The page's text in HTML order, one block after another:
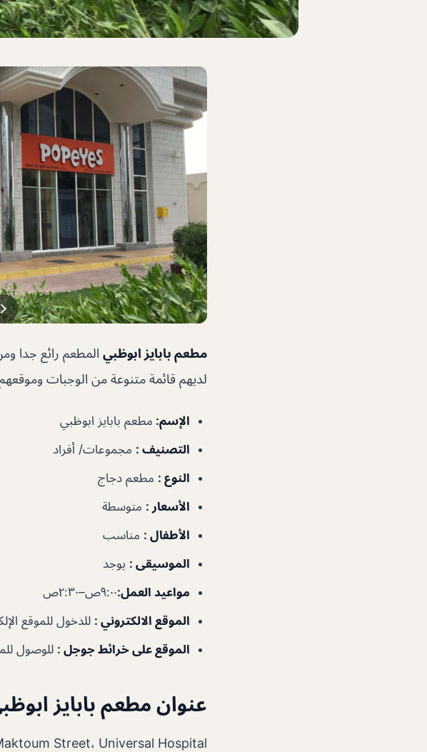
مطعم بابايز ابوظبي
لديهم قائمة متنوعة من الوجبات
الإسم: مطعم بابايز ابوظبي
التصنيف : مجموعات/ أفراد
النوع : مطعم دجاج
الأسعار : متوسطة
الأطفال : مناسب
الموسيقى : يوجد
مواعيد العمل:٩:٠٠ص–٢:٣٠ص
الموقع الالكتروني : للدخول للموقع
الموقع على خرائط جوجل : للوصول
عنوان مطعم بابايز